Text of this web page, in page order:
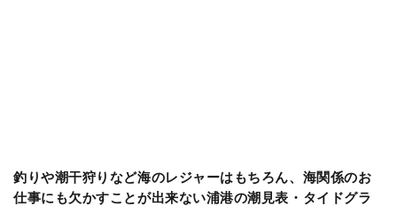
釣りや潮干狩りなど海のレジャーはもちろん、海関係のお
仕事にも欠かすことが出来ない浦港の潮見表・タイドグラ